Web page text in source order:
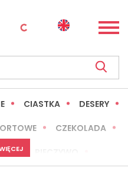
CIASTKA DESERY
CZEKOLADA